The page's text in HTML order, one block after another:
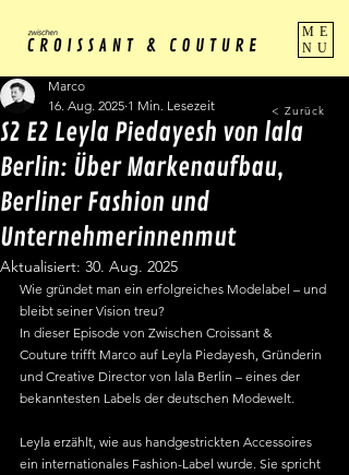
ME
NU
S2 E2 Leyla Piedayesh von lala
Berlin: Über Markenaufbau,
Berliner Fashion und
Unternehmerinnenmut
Marco
16. Aug. 2025 1 Min. Lesezeit
Aktualisiert: 30. Aug. 2025
Wie gründet man ein erfolgreiches Modelabel – und
bleibt seiner Vision treu?
In dieser Episode von Zwischen Croissant &
Couture trifft Marco auf Leyla Piedayesh, Gründerin
und Creative Director von lala Berlin – eines der
bekanntesten Labels der deutschen Modewelt.
Leyla erzählt, wie aus handgestrickten Accessoires
ein internationales Fashion-Label wurde. Sie spricht
< Zurück